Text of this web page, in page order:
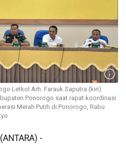
Letkol Arh. Farauk Saputra (kiri)
Ponorogo saat rapat koordinasi
Merah Putih di Ponorogo, Rabu
-